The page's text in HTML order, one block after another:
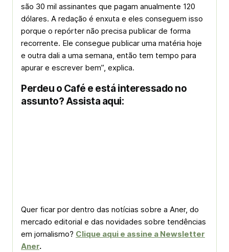
são 30 mil assinantes que pagam anualmente 120
dólares. A redação é enxuta e eles conseguem isso
porque o repórter não precisa publicar de forma
recorrente. Ele consegue publicar uma matéria hoje
e outra dali a uma semana, então tem tempo para
apurar e escrever bem”, explica.
Perdeu o Café e está interessado no
assunto? Assista aqui:
Quer ficar por dentro das notícias sobre a Aner, do
mercado editorial e das novidades sobre tendências
em jornalismo? Clique aqui e assine a Newsletter
Aner.